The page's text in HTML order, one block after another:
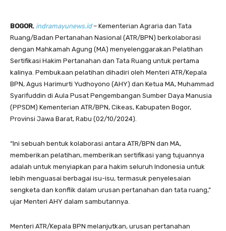
BOGOR, indramayunews.id– Kementerian Agraria dan Tata
Ruang/Badan Pertanahan Nasional (ATR/BPN) berkolaborasi
dengan Mahkamah Agung (MA) menyelenggarakan Pelatihan
Sertifikasi Hakim Pertanahan dan Tata Ruang untuk pertama
kalinya. Pembukaan pelatihan dihadiri oleh Menteri ATR/Kepala
BPN, Agus Harimurti Yudhoyono (AHY) dan Ketua MA, Muhammad
Syarifuddin di Aula Pusat Pengembangan Sumber Daya Manusia
(PPSDM) Kementerian ATR/BPN, Cikeas, Kabupaten Bogor,
Provinsi Jawa Barat, Rabu (02/10/2024).
“Ini sebuah bentuk kolaborasi antara ATR/BPN dan MA,
memberikan pelatihan, memberikan sertifikasi yang tujuannya
adalah untuk menyiapkan para hakim seluruh Indonesia untuk
lebih menguasai berbagai isu-isu, termasuk penyelesaian
sengketa dan konflik dalam urusan pertanahan dan tata ruang,”
ujar Menteri AHY dalam sambutannya.
Menteri ATR/Kepala BPN melanjutkan, urusan pertanahan